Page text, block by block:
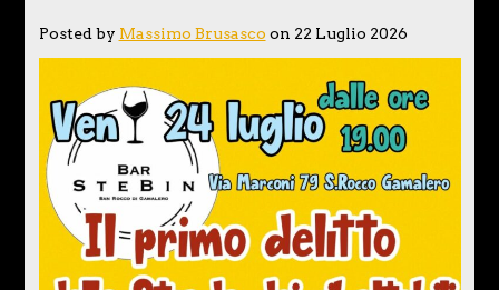
Posted by Massimo Brusasco on 22 Luglio 2026